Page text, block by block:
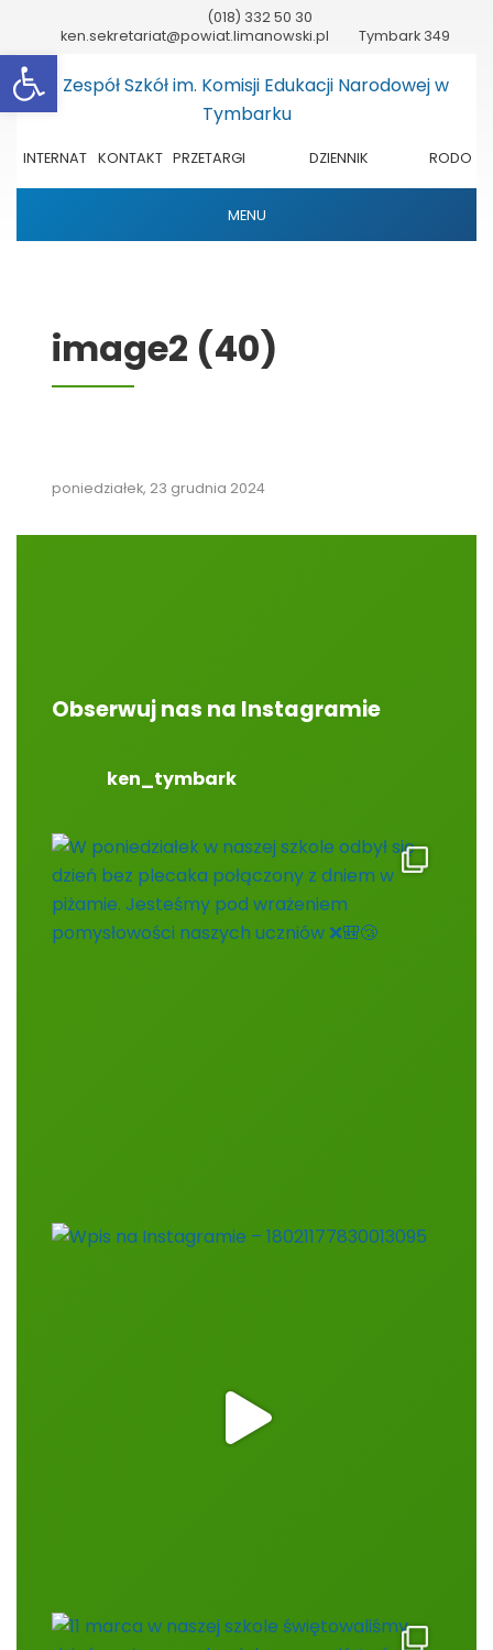
Otwórz pasek narzędzi
(018) 332 50 30
ken.sekretariat@powiat.limanowski.pl
Tymbark 349
INTERNAT KONTAKT PRZETARGI
DZIENNIK
RODO
MENU
image2 (40)
poniedziałek, 23 grudnia 2024
Obserwuj nas na Instagramie
ken_tymbark